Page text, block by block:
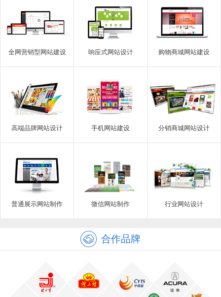
全网营销型网站建设 响应式网站设计 购物商城网站建设
高端品牌网站设计 手机网站建设 分销商城网站设计
普通展示网站制作 微信网站制作 行业网站设计
合作品牌